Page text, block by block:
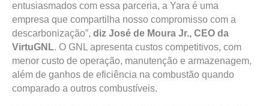
entusiasmados com essa parceria, a Yara é uma
empresa que compartilha nosso compromisso com a
descarbonização”, diz José de Moura Jr., CEO da
VirtuGNL. O GNL apresenta custos competitivos, com
menor custo de operação, manutenção e armazenagem,
além de ganhos de eficiência na combustão quando
comparado a outros combustíveis.